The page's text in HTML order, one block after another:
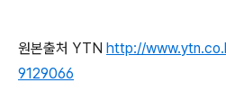
원본출처 YTN http://
9129066